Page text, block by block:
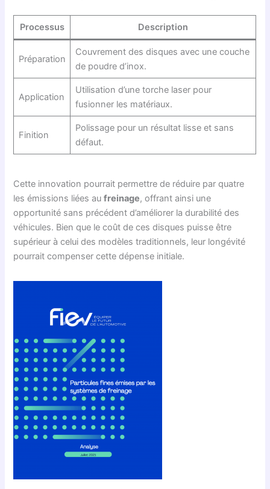
Processus Description
Préparation
Couvrement des disques avec une couche
de poudre d’inox.
Application
Utilisation d’une torche laser pour
fusionner les matériaux.
Finition
Polissage pour un résultat lisse et sans
défaut.
Cette innovation pourrait permettre de réduire par quatre
les émissions liées aufreinage, offrant ainsi une
opportunité sans précédent d’améliorer la durabilité des
véhicules. Bien que le coût de ces disques puisse être
supérieur à celui des modèles traditionnels, leur longévité
pourrait compenser cette dépense initiale.